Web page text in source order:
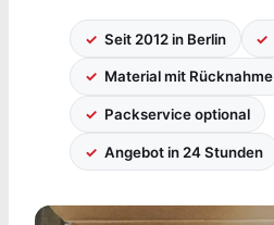
Seit 2012 in Berlin
Material mit Rücknahme
Packservice optional
Angebot in 24 Stunden